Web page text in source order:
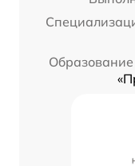
Образование